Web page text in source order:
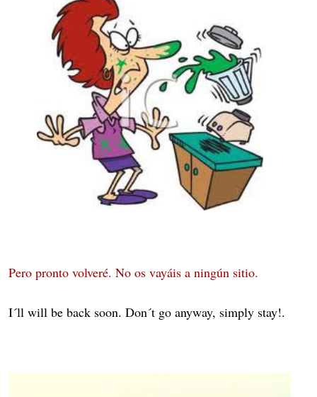
Pero pronto volveré. No os vayáis a ningún sitio.
I´ll will be back soon. Don´t go anyway, simply stay!.